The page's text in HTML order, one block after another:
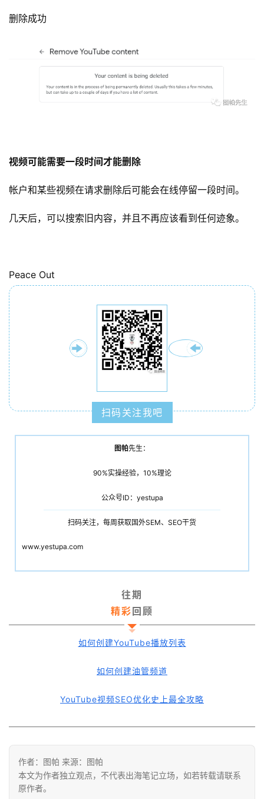
实
分
例
拆
u
干
删除成功
视频可能需要一段时间才能删除
帐户和某些视频在请求删除后可能会在线停留一段时间。
几天后，可以搜索旧内容，并且不再应该看到任何迹象。
Peace Out
扫码关注我吧
图帕先生：
90%实操经验，10%理论
公众号ID：yestupa
扫码关注，每周获取国外SEM、SEO干货
www.yestupa.com
往期
精彩 回顾
如何创建YouTube播放列表
如何创建油管频道
YouTube视频SEO优化史上最全攻略
作者：图帕 来源：图帕
本文为作者独立观点，不代表出海笔记立场，如若转载请联系
原作者。